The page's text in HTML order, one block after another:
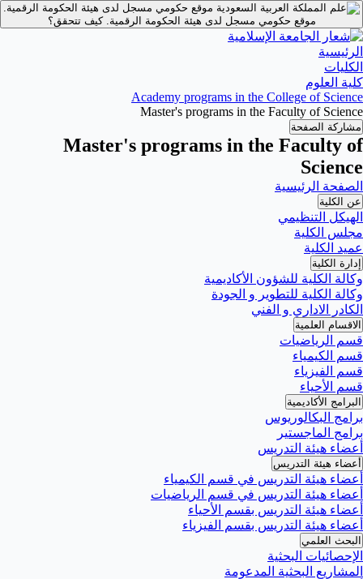
موقع حكومي مسجل لدى هيئة الحكومة الرقمية.
موقع حكومي مسجل لدى هيئة الحكومة الرقمية.كيف تتحقق؟
الرئيسية
الكليات
كلية العلوم
Academy programs in the College of Science
Master's programs in the Faculty of Science
مشاركة الصفحة
Master's programs in the Faculty of
Science
الصفحة الرئيسية
عن الكلية
الهيكل التنظيمي
مجلس الكلية
عميد الكلية
إدارة الكلية
وكالة الكلية للشؤون الأكاديمية
وكالة الكلية للتطوير و الجودة
الكادر الاداري و الفني
الاقسام العلمية
قسم الرياضيات
قسم الكيمياء
قسم الفيزياء
قسم الأحياء
البرامج الأكاديمية
برامج البكالوريوس
برامج الماجستير
أعضاء هيئة التدريس
أعضاء هيئة التدريس
أعضاء هيئة التدريس في قسم الكيمياء
أعضاء هيئة التدريس في قسم الرياضيات
أعضاء هيئة التدريس بقسم الأحياء
أعضاء هيئة التدريس بقسم الفيزياء
البحث العلمي
الإحصائيات البحثية
المشاريع البحثية المدعومة